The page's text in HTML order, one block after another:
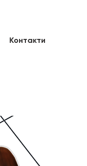
Контакти